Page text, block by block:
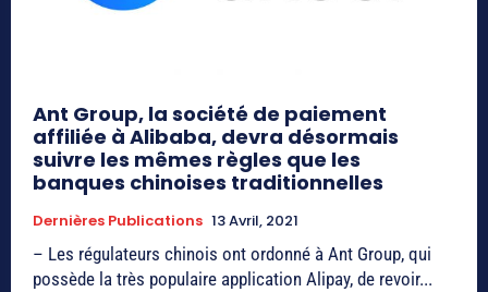
Ant Group, la société de paiement
affiliée à Alibaba, devra désormais
suivre les mêmes règles que les
banques chinoises traditionnelles
Dernières Publications 13 Avril, 2021
– Les régulateurs chinois ont ordonné à Ant Group, qui
possède la très populaire application Alipay, de revoir...